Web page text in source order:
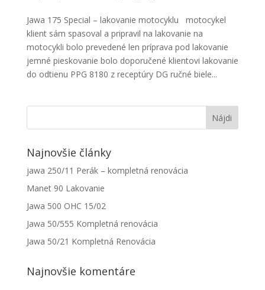
Jawa 175 Special – lakovanie motocyklu motocykel
klient sám spasoval a pripravil na lakovanie na
motocykli bolo prevedené len príprava pod lakovanie
jemné pieskovanie bolo doporučené klientovi lakovanie
do odtienu PPG 8180 z receptúry DG ručné biele...
Najnovšie články
jawa 250/11 Perák – kompletná renovácia
Manet 90 Lakovanie
Jawa 500 OHC 15/02
Jawa 50/555 Kompletná renovácia
Jawa 50/21 Kompletná Renovácia
Najnovšie komentáre
Nevyhnutné